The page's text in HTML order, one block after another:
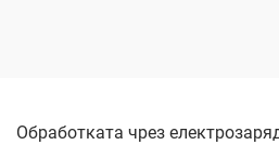
Обработката чрез